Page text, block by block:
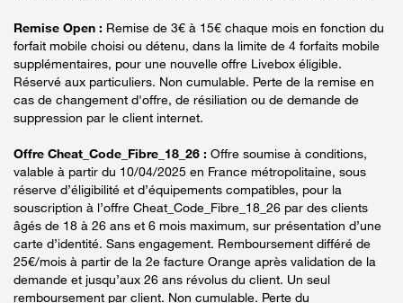
Remise Open : Remise de 3€ à 15€ chaque mois en fonction du
forfait mobile choisi ou détenu, dans la limite de 4 forfaits mobile
supplémentaires, pour une nouvelle offre Livebox éligible.
Réservé aux particuliers. Non cumulable. Perte de la remise en
cas de changement d'offre, de résiliation ou de demande de
suppression par le client internet.
Offre Cheat_Code_Fibre_18_26 : Offre soumise à conditions,
valable à partir du 10/04/2025 en France métropolitaine, sous
réserve d’éligibilité et d’équipements compatibles, pour la
souscription à l’offre Cheat_Code_Fibre_18_26 par des clients
âgés de 18 à 26 ans et 6 mois maximum, sur présentation d’une
carte d’identité. Sans engagement. Remboursement différé de
25€/mois à partir de la 2e facture Orange après validation de la
demande et jusqu’aux 26 ans révolus du client. Un seul
remboursement par client. Non cumulable. Perte du